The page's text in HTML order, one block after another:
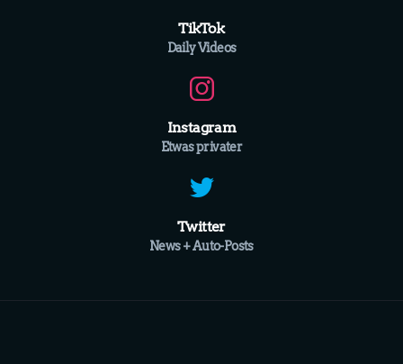
TikTok
Daily Videos
Instagram
Etwas privater
Twitter
News + Auto-Posts